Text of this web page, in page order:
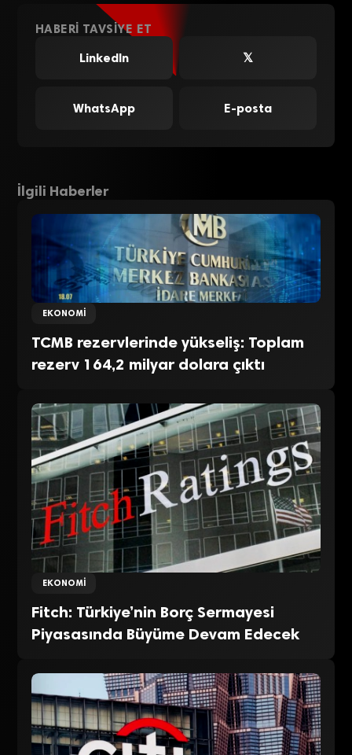
HABERI TAVSIYE ET
LinkedIn
𝕏
WhatsApp E-posta
İlgili Haberler
EKONOMI
TCMB rezervlerinde yükseliş: Toplam
rezerv 164,2 milyar dolara çıktı
EKONOMI
Fitch: Türkiye’nin Borç Sermayesi
Piyasasında Büyüme Devam Edecek